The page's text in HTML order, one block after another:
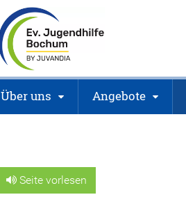
Über uns Angebote
Seite vorlesen